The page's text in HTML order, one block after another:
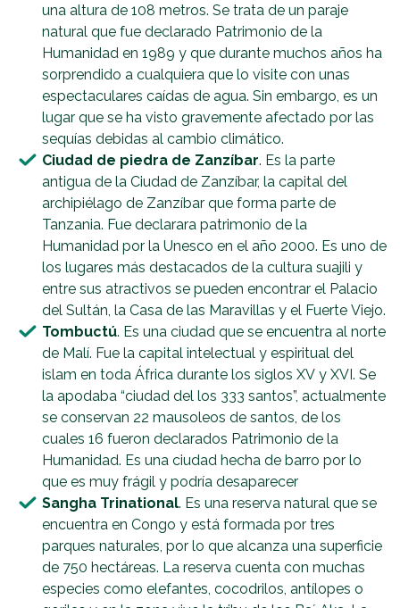
una altura de 108 metros. Se trata de un paraje
natural que fue declarado Patrimonio de la
Humanidad en 1989 y que durante muchos años ha
sorprendido a cualquiera que lo visite con unas
espectaculares caídas de agua. Sin embargo, es un
lugar que se ha visto gravemente afectado por las
sequías debidas al cambio climático.
Ciudad de piedra de Zanzíbar. Es la parte
antigua de la Ciudad de Zanzíbar, la capital del
archipiélago de Zanzíbar que forma parte de
Tanzania. Fue declarara patrimonio de la
Humanidad por la Unesco en el año 2000. Es uno de
los lugares más destacados de la cultura suajili y
entre sus atractivos se pueden encontrar el Palacio
del Sultán, la Casa de las Maravillas y el Fuerte Viejo.
Tombuctú. Es una ciudad que se encuentra al norte
de Malí. Fue la capital intelectual y espiritual del
islam en toda África durante los siglos XV y XVI. Se
la apodaba “ciudad del los 333 santos”, actualmente
se conservan 22 mausoleos de santos, de los
cuales 16 fueron declarados Patrimonio de la
Humanidad. Es una ciudad hecha de barro por lo
que es muy frágil y podría desaparecer
Sangha Trinational. Es una reserva natural que se
encuentra en Congo y está formada por tres
parques naturales, por lo que alcanza una superficie
de 750 hectáreas. La reserva cuenta con muchas
especies como elefantes, cocodrilos, antílopes o